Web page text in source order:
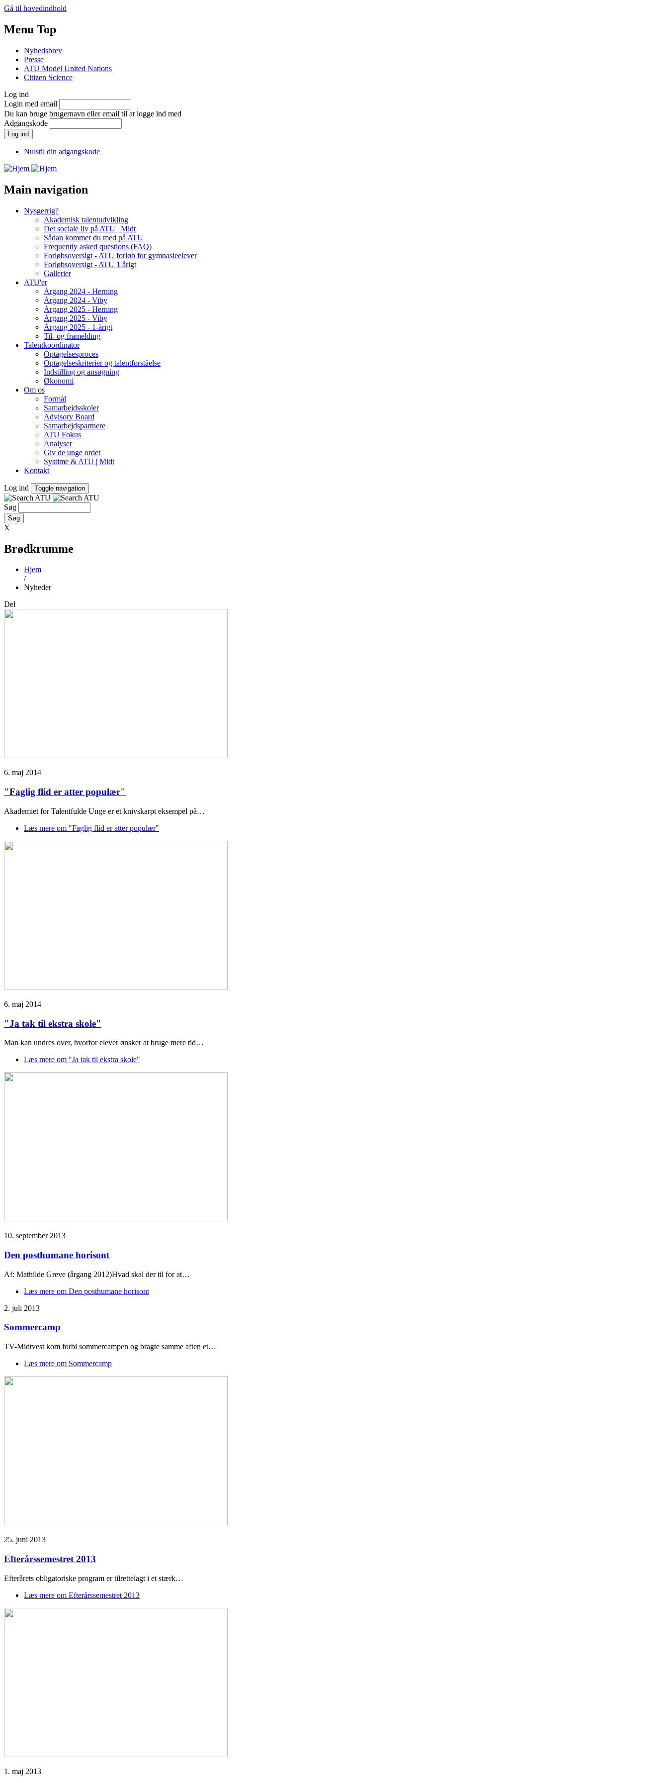
Gå til hovedindhold
Menu Top
Nyhedsbrev
Presse
ATU Model United Nations
Citizen Science
Log ind
Login med email
Du kan bruge brugernavn eller email til at logge ind med
Adgangskode
Nulstil din adgangskode
Main navigation
Nysgerrig?
Akademisk talentudvikling
Det sociale liv på ATU | Midt
Sådan kommer du med på ATU
Frequently asked questions (FAQ)
Forløbsoversigt - ATU forløb for gymnasieelever
Forløbsoversigt - ATU 1 årigt
Gallerier
ATU'er
Årgang 2024 - Herning
Årgang 2024 - Viby
Årgang 2025 - Herning
Årgang 2025 - Viby
Årgang 2025 - 1-årigt
Til- og framelding
Talentkoordinator
Optagelsesproces
Optagelseskriterier og talentforståelse
Indstilling og ansøgning
Økonomi
Om os
Formål
Samarbejdsskoler
Advisory Board
Samarbejdspartnere
ATU Fokus
Analyser
Giv de unge ordet
Systime & ATU | Midt
Kontakt
Log ind Toggle navigation
Søg
X
Brødkrumme
Hjem
/
Nyheder
Del
6. maj 2014
"Faglig flid er atter populær"
Akademiet for Talentfulde Unge er et knivskarpt eksempel på…
Læs mere om "Faglig flid er atter populær"
6. maj 2014
"Ja tak til ekstra skole"
Man kan undres over, hvorfor elever ønsker at bruge mere tid…
Læs mere om "Ja tak til ekstra skole"
10. september 2013
Den posthumane horisont
Af: Mathilde Greve (årgang 2012)Hvad skal der til for at…
Læs mere om Den posthumane horisont
2. juli 2013
Sommercamp
TV-Midtvest kom forbi sommercampen og bragte samme aften et…
Læs mere om Sommercamp
25. juni 2013
Efterårssemestret 2013
Efterårets obligatoriske program er tilrettelagt i et stærk…
Læs mere om Efterårssemestret 2013
1. maj 2013